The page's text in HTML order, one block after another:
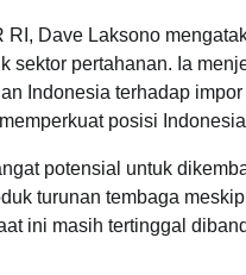
RI, Dave Laksono
sektor pertahanan. Ia
Indonesia terhadap
posisi
potensial untuk
turunan tembaga
ini masih tertinggal